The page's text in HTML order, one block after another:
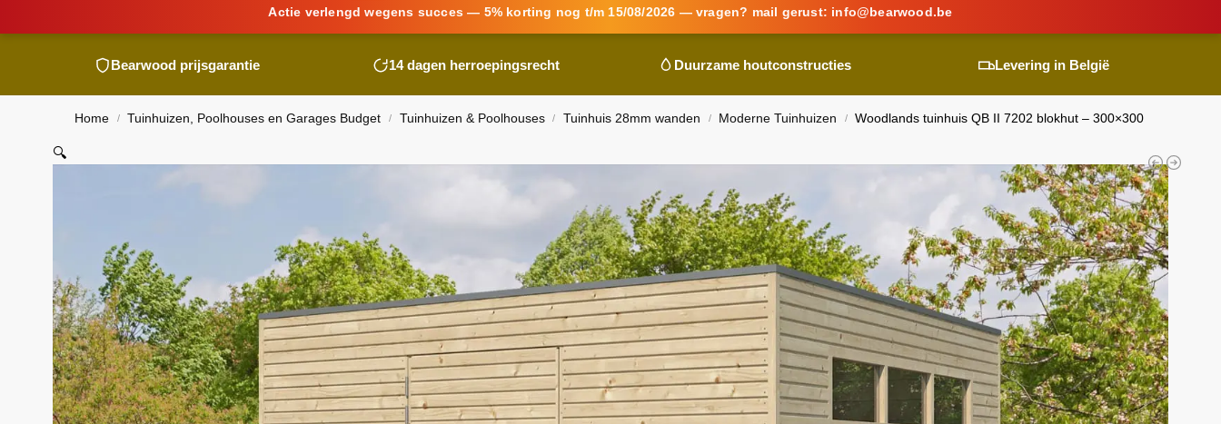
Actie verlengd wegens succes — 5% korting nog t/m 15/08/2026 — vragen? mail gerust: info@ bearwood .be
Bearwood prijsgarantie 14 dagen herroepingsrecht Duurzame houtconstructies Levering in België
Home / Tuinhuizen, Poolhouses en Garages Budget / Tuinhuizen & Poolhouses / Tuinhuis 28mm wanden / Moderne Tuinhuizen / Woodlands tuinhuis QB II 7202 blokhut – 300×300
🔍